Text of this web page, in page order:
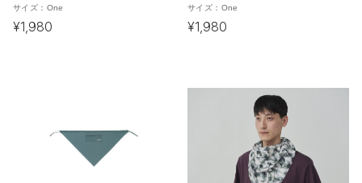
サイズ： One
¥1,980
サイズ： One
¥1,980